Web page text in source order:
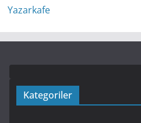
Kategoriler